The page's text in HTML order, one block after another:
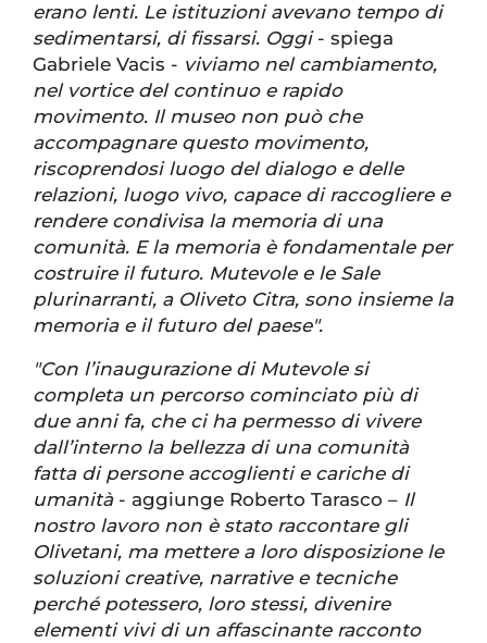
erano lenti. Le istituzioni avevano tempo di
sedimentarsi, di fissarsi. Oggi - spiega
Gabriele Vacis - viviamo nel cambiamento,
nel vortice del continuo e rapido
movimento. Il museo non può che
accompagnare questo movimento,
riscoprendosi luogo del dialogo e delle
relazioni, luogo vivo, capace di raccogliere e
rendere condivisa la memoria di una
comunità. E la memoria è fondamentale per
costruire il futuro. Mutevole e le Sale
plurinarranti, a Oliveto Citra, sono insieme la
memoria e il futuro del paese".
"Con l’inaugurazione di Mutevole si
completa un percorso cominciato più di
due anni fa, che ci ha permesso di vivere
dall’interno la bellezza di una comunità
fatta di persone accoglienti e cariche di
umanità- aggiunge Roberto Tarasco – Il
nostro lavoro non è stato raccontare gli
Olivetani, ma mettere a loro disposizione le
soluzioni creative, narrative e tecniche
perché potessero, loro stessi, divenire
elementi vivi di un affascinante racconto